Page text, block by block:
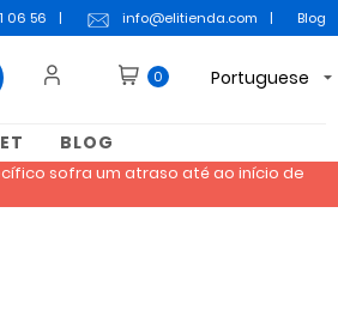
06 56 | info@elitienda.com | Blog
0 Portuguese 
BLOG
sofra um atraso até ao início de